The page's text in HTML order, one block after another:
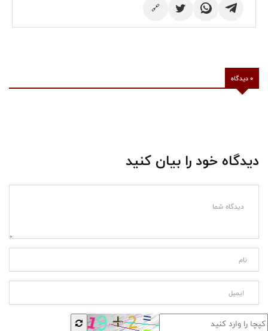
🔗
0 دیدگاه
دیدگاه خود را بیان کنید